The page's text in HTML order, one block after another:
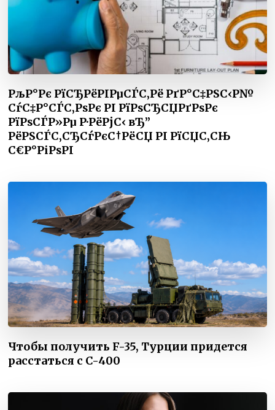
РљР°Рє РїСЂРёРІРµСЃС‚Рё РґР°С‡РЅС‹Р№
СѓС‡Р°СЃС‚РѕРє РІ РїРѕСЂСЏРґРѕРє
РїРѕСЃР»Рµ Р·РёРјС‹ вЂ”
РёРЅСЃС‚СЂСѓРєС†РёСЏ РІ РїСЏС‚СЊ
С€Р°РіРѕРІ
Чтобы получить F-35, Турции придется
расстаться с C-400